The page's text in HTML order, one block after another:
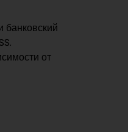
банковский
от